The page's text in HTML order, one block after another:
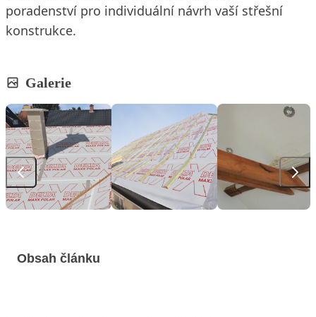
poradenství pro individuální návrh vaší střešní
konstrukce.
Galerie
Obsah článku